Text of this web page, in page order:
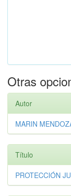
Otras
Autor
MARIN
Título
PROTECCIÓN